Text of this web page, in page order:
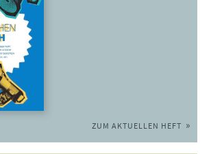
ZUM AKTUELLEN HEFT